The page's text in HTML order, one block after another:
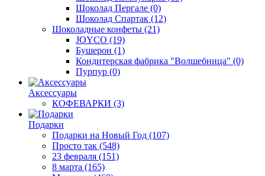
Шоколад Пергале (0)
Шоколад Спартак (12)
Шоколадные конфеты (21)
JOYCO (19)
Бушерон (1)
Кондитерская фабрика "Волшебница" (0)
Пурпур (0)
Аксессуары
КОФЕВАРКИ (3)
Подарки
Подарки на Новый Год (107)
Просто так (548)
23 февраля (151)
8 марта (165)